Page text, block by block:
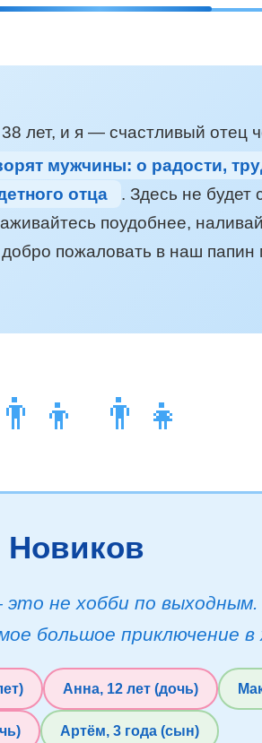
лет, и я — счастливый отец
мужчины: о радости,
отца
. Здесь не будет
поудобнее,
пожаловать в наш папин
👨‍👦👨‍👧
не хобби по
большое приключение в
Анна, 12 лет (дочь)
Артём, 3 года (сын)